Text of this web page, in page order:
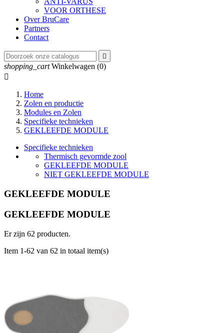
VOOR ORTHESE
Over BruCare
Partners
Contact

shopping_cart Winkelwagen (0)

Home
Zolen en productie
Modules en Zolen
Specifieke technieken
GEKLEEFDE MODULE
Specifieke technieken
Thermisch gevormde zool
GEKLEEFDE MODULE
NIET GEKLEEFDE MODULE
GEKLEEFDE MODULE
GEKLEEFDE MODULE
Er zijn 62 producten.
Item 1-62 van 62 in totaal item(s)